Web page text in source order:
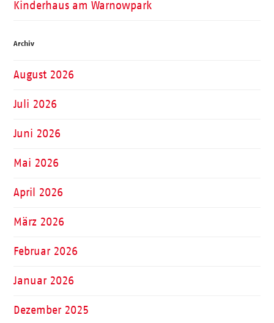
Kinderhaus am Warnowpark
Archiv
August 2026
Juli 2026
Juni 2026
Mai 2026
April 2026
März 2026
Februar 2026
Januar 2026
Dezember 2025